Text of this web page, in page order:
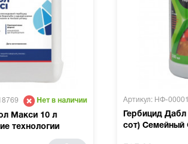
Нет в наличии
Макси 10 л
технологии
Артикул: НФ-
Гербицид
сот) Семейный